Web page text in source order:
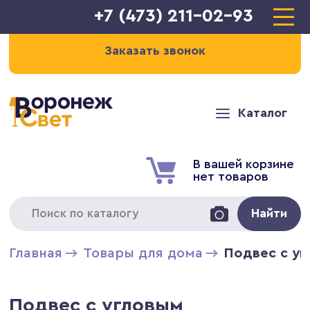
+7 (473) 211-02-93
Заказать звонок
Каталог
В вашей корзине
нет товаров
Найти
Главная Товары для дома Подвес с
Подвес с угловым